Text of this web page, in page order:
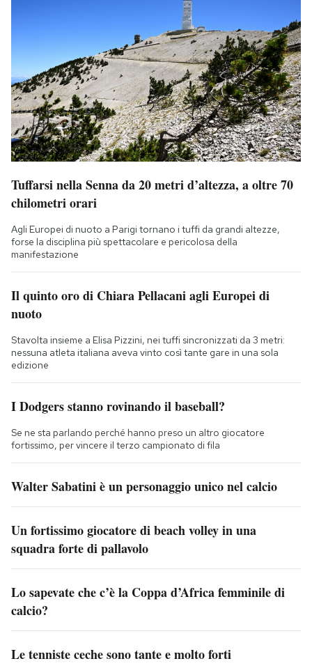
Tuffarsi nella Senna da 20 metri d’altezza, a oltre 70
chilometri orari
Agli Europei di nuoto a Parigi tornano i tuffi da grandi altezze,
forse la disciplina più spettacolare e pericolosa della
manifestazione
Il quinto oro di Chiara Pellacani agli Europei di
nuoto
Stavolta insieme a Elisa Pizzini, nei tuffi sincronizzati da 3 metri:
nessuna atleta italiana aveva vinto così tante gare in una sola
edizione
I Dodgers stanno rovinando il baseball?
Se ne sta parlando perché hanno preso un altro giocatore
fortissimo, per vincere il terzo campionato di fila
Walter Sabatini è un personaggio unico nel calcio
Un fortissimo giocatore di beach volley in una
squadra forte di pallavolo
Lo sapevate che c’è la Coppa d’Africa femminile di
calcio?
Le tenniste ceche sono tante e molto forti